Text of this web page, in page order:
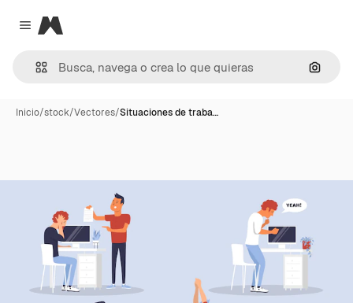
Close menu
Magnific
Inicio/stock/Vectores/Situaciones de traba…